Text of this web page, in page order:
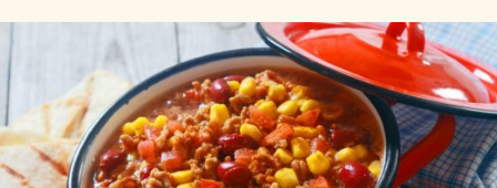
o
s
a
t
r
á
s